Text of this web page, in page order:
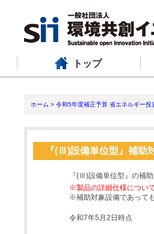
トップ
ホーム > 令和5年度補正予算 省エネルギー投
『(Ⅲ)設備単位型』補助
『(Ⅲ)設備単位型』の補
※製品の詳細仕様につい
※補助対象設備であって
令和7年5月2日時点